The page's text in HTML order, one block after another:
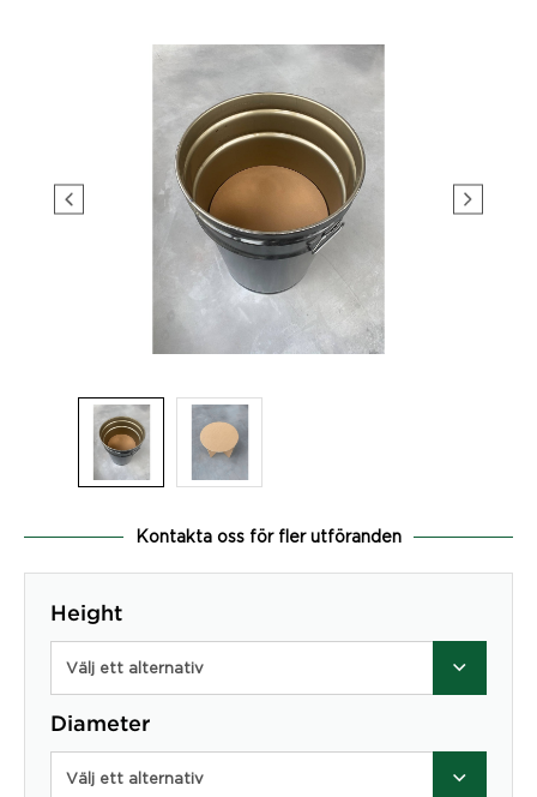
Kontakta oss för fler utföranden
Height
Välj ett alternativ
Diameter
Välj ett alternativ